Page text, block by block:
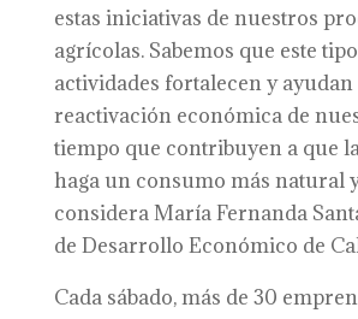
estas iniciativas de nuestros
agrícolas. Sabemos que este
actividades fortalecen y ayudan
reactivación económica de
tiempo que contribuyen a que
haga un consumo más natural
considera María Fernanda
de Desarrollo Económico de
Cada sábado, más de 30